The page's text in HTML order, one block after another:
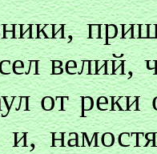
велий,
от реки